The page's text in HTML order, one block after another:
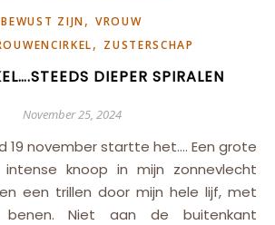
BEWUST ZIJN,VROUW
, ZUSTERSCHAP
DIEPER SPIRALEN
November 25, 2024
knoop in mijn zonnevlecht
een trillen door mijn hele lijf, met
Niet aan de buitenkant